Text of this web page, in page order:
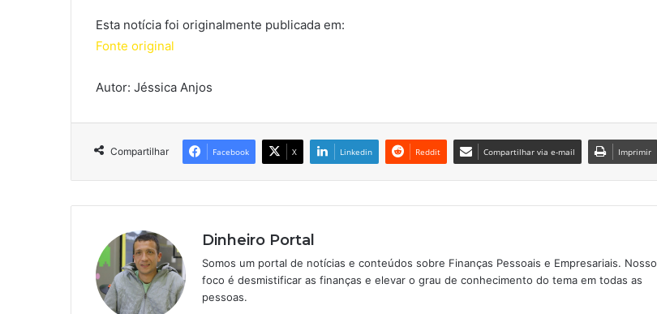
Esta notícia foi originalmente publicada em:
Fonte original
Autor: Jéssica Anjos
Compartilhar Facebook X Linkedin Reddit Compartilhar via e-mail Imprimir
Dinheiro Portal
Somos um portal de notícias e conteúdos sobre Finanças Pessoais e Empresariais. Nosso
foco é desmistificar as finanças e elevar o grau de conhecimento do tema em todas as
pessoas.